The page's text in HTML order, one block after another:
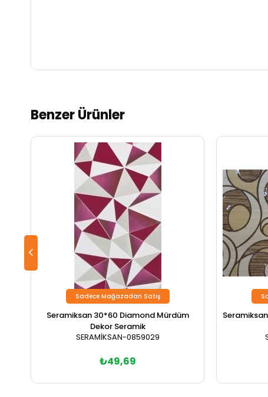
Benzer Ürünler
Seramiksan 30*60 Diamond Mürdüm
Dekor Seramik
SERAMİKSAN-0859029
₺49,69
Sadece Mağazadan Satış